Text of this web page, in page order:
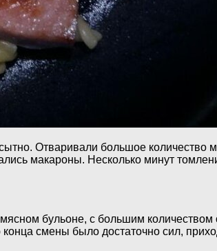
Отваривали большое количество
макароны. Несколько минут
бульоне, с большим количеством
смены было достаточно сил,